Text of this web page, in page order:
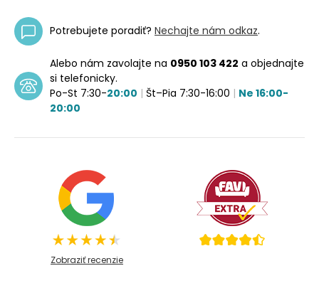
Potrebujete poradiť? Nechajte nám odkaz.
Alebo nám zavolajte na 0950 103 422 a objednajte
si telefonicky.
Po-St 7:30-20:00 | Št–Pia 7:30-16:00 | Ne 16:00-
20:00
Zobraziť recenzie